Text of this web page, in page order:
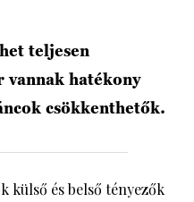
teljesen
vannak hatékony
csökkenthetők.
külső és belső tényezők